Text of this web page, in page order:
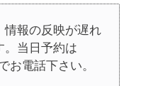
情報の反映が遅れ
。当日予約は
お電話下さい。